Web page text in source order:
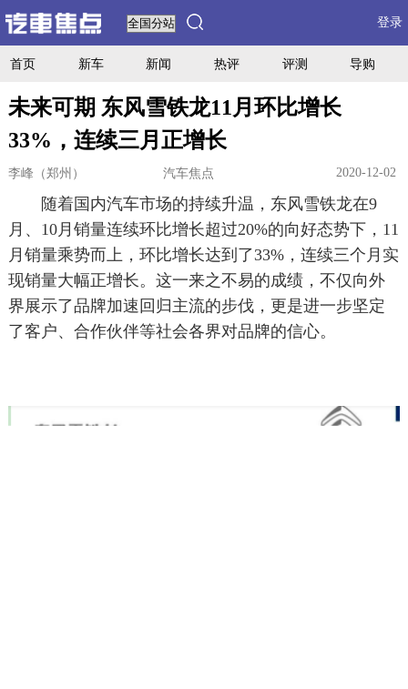
登录
首页 新车 新闻 热评 评测 导购
未来可期 东风雪铁龙11月环比增长
33%，连续三月正增长
李峰（郑州） 汽车焦点 2020-12-02
随着国内汽车市场的持续升温，东风雪铁龙在9
月、10月销量连续环比增长超过20%的向好态势下，11
月销量乘势而上，环比增长达到了33%，连续三个月实
现销量大幅正增长。这一来之不易的成绩，不仅向外
界展示了品牌加速回归主流的步伐，更是进一步坚定
了客户、合作伙伴等社会各界对品牌的信心。